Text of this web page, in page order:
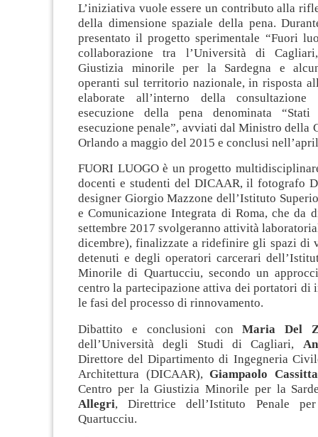
L’iniziativa vuole essere un contributo alla
della dimensione spaziale della pena.
presentato il progetto sperimentale “Fuori
collaborazione tra l’Università di
Giustizia minorile per la Sardegna e
operanti sul territorio nazionale, in risposta
elaborate all’interno della consultazione
esecuzione della pena denominata
esecuzione penale”, avviati dal Ministro della
Orlando a maggio del 2015 e conclusi
FUORI LUOGO è un progetto
docenti e studenti del DICAAR, il fotografo
designer Giorgio Mazzone dell’Istituto
e Comunicazione Integrata di Roma, che da
settembre 2017 svolgeranno attività
dicembre), finalizzate a ridefinire gli spazi di
detenuti e degli operatori carcerari
Minorile di Quartucciu, secondo un
centro la partecipazione attiva dei portatori di
le fasi del processo di rinnovamento.
Dibattito e conclusioni conMaria Del
dell’Università degli Studi di Cagliari,
Direttore del Dipartimento di Ingegneria
Architettura (DICAAR),Giampaolo Cassitta
Centro per la Giustizia Minorile per la
Allegri, Direttrice dell’Istituto Penale
Quartucciu.